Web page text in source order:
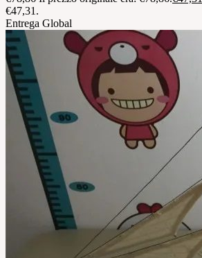
€47,31.
Entrega Global